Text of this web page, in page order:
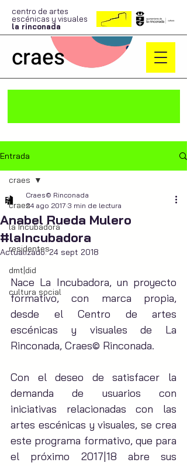
centro de artes
escénicas y visuales
la rinconada
craes
Entrada
craes
la Incubadora
residentes
dmt|did
cultura social
craes
Anabel Rueda Mulero
#laIncubadora
Craes© Rinconada
24 ago 2017 3 min de lectura
Actualizado:24 sept 2018
Nace La Incubadora, un proyecto
formativo, con marca propia,
desde el Centro de artes
escénicas y visuales de La
Rinconada, Craes© Rinconada.
Con el deseo de satisfacer la
demanda de usuarios con
iniciativas relacionadas con las
artes escénicas y visuales, se crea
este programa formativo, que para
el próximo 2017|18 abre sus